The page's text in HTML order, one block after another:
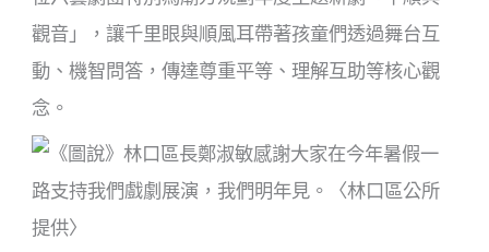
觀音」，讓千里眼與順風耳帶著孩童們透過舞台互
動、機智問答，傳達尊重平等、理解互助等核心觀
念。